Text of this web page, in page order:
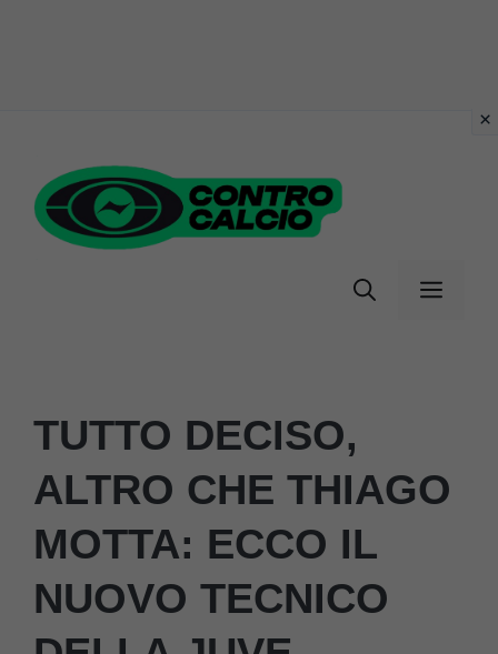
contenuto
Menu
TUTTO DECISO,
ALTRO CHE THIAGO
MOTTA: ECCO IL
NUOVO TECNICO